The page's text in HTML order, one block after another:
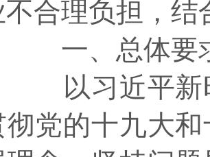
合理负担，
一、总体要
以习近平新
彻党的十九大